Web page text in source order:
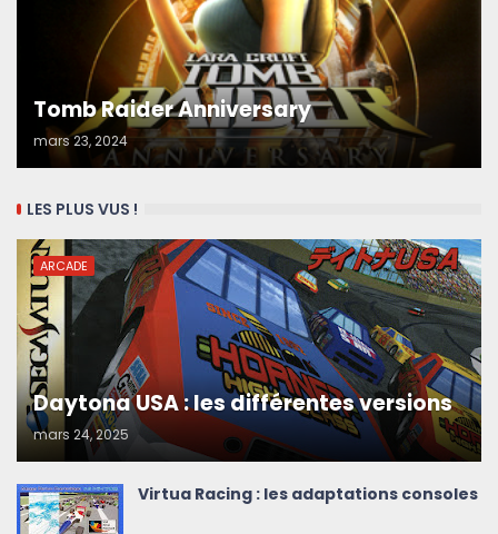
Tomb Raider Anniversary
mars 23, 2024
LES PLUS VUS !
ARCADE
Daytona USA : les différentes versions
mars 24, 2025
Virtua Racing : les adaptations consoles